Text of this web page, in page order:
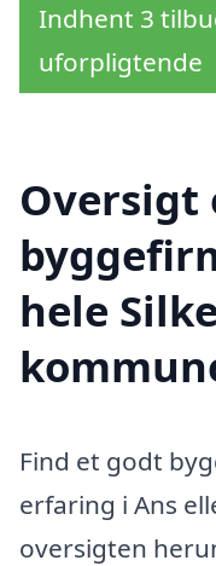
Indhent 3
uforpligtende
Oversigt
hele
Find et godt
erfaring i Ans
oversigten